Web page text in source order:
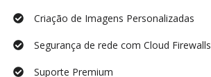
Criação de Imagens Personalizadas
Segurança de rede com Cloud Firewalls
Suporte Premium